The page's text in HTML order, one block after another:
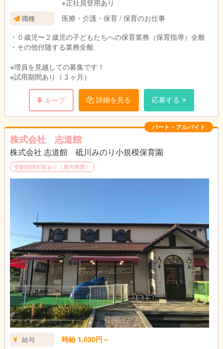
※正社員登用あり
職種
医療・介護・保育 / 保育のお仕事
・０歳児〜２歳児の子どもたちへの保育業務（保育指導）全般
・その他付随する業務全般
※増員を見越しての募集です！
※試用期間あり（３ヶ月）
キープ 詳細を見る 応募する
パート・アルバイト
株式会社 志道館
株式会社 志道館 砥川みのり小規模保育園
受動喫煙対策あり（屋内禁煙）
給与 時給 1,030円～